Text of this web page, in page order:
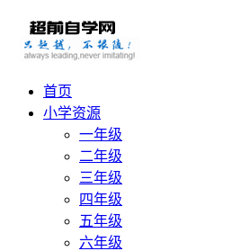
首页
小学资源
一年级
二年级
三年级
四年级
五年级
六年级